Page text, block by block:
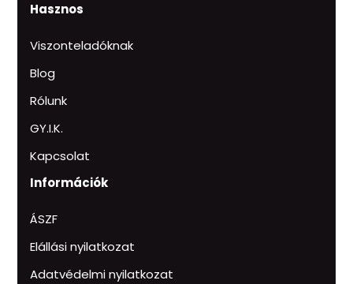
Hasznos
Viszonteladóknak
Blog
Rólunk
GY.I.K.
Kapcsolat
Információk
ÁSZF
Elállási nyilatkozat
Adatvédelmi nyilatkozat